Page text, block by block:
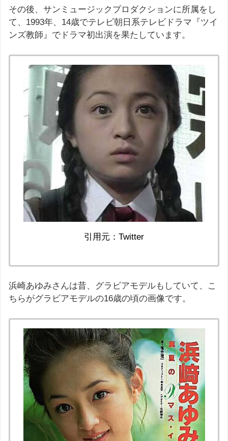
その後、サンミュージックプロダクションに所属をし
て、1993年、14歳でテレビ朝日系テレビドラマ『ツイ
ンズ教師』でドラマ初出演を果たしています。
引用元：Twitter
浜崎あゆみさんは昔、グラビアモデルもしていて、こ
ちらがグラビアモデルの16歳の頃の画像です。